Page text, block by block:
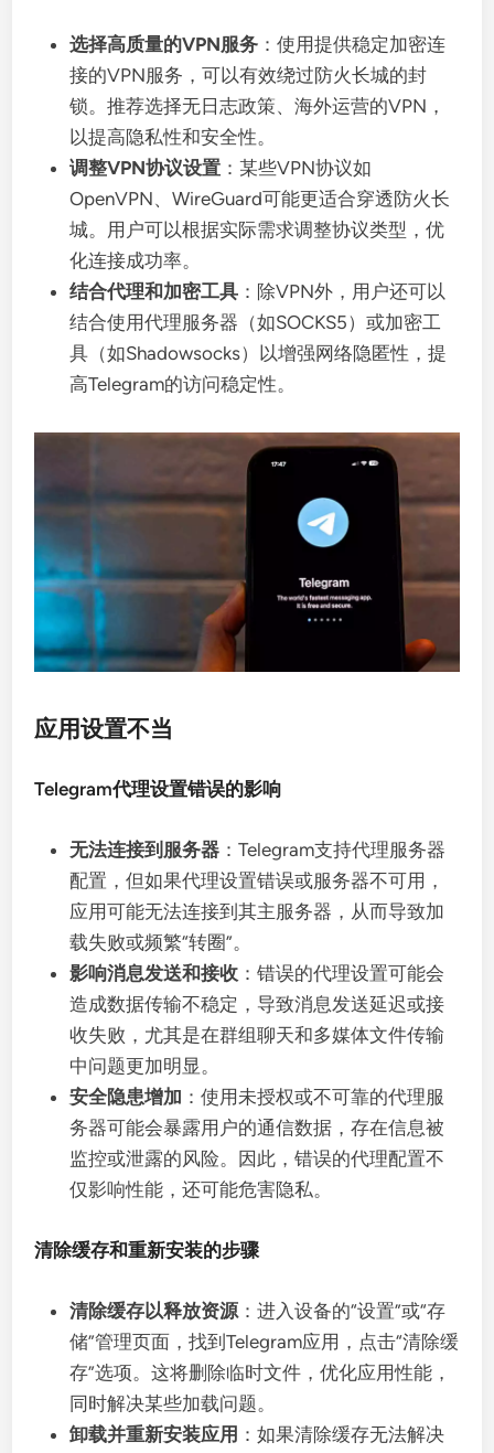
选择高质量的VPN服务 ：使用提供稳定加密连
接的VPN服务，可以有效绕过防火长城的封
锁。推荐选择无日志政策、海外运营的VPN，
以提高隐私性和安全性。
调整VPN协议设置 ：某些VPN协议如
OpenVPN、WireGuard可能更适合穿透防火长
城。用户可以根据实际需求调整协议类型，优
化连接成功率。
结合代理和加密工具 ：除VPN外，用户还可以
结合使用代理服务器（如SOCKS5）或加密工
具（如Shadowsocks）以增强网络隐匿性，提
高Telegram的访问稳定性。
应用设置不当
Telegram代理设置错误的影响
无法连接到服务器 ：Telegram支持代理服务器
配置，但如果代理设置错误或服务器不可用，
应用可能无法连接到其主服务器，从而导致加
载失败或频繁“转圈”。
影响消息发送和接收 ：错误的代理设置可能会
造成数据传输不稳定，导致消息发送延迟或接
收失败，尤其是在群组聊天和多媒体文件传输
中问题更加明显。
安全隐患增加 ：使用未授权或不可靠的代理服
务器可能会暴露用户的通信数据，存在信息被
监控或泄露的风险。因此，错误的代理配置不
仅影响性能，还可能危害隐私。
清除缓存和重新安装的步骤
清除缓存以释放资源：进入设备的“设置”或“存
储”管理页面，找到Telegram应用，点击“清除缓
存”选项。这将删除临时文件，优化应用性能，
同时解决某些加载问题。
卸载并重新安装应用 ：如果清除缓存无法解决